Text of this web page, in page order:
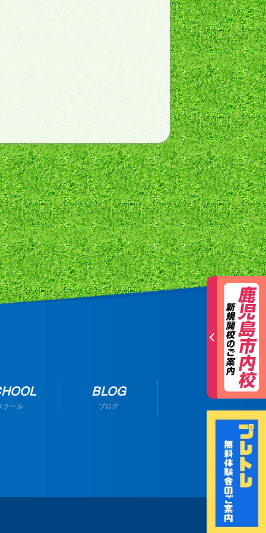
クール
BLOG
ブログ